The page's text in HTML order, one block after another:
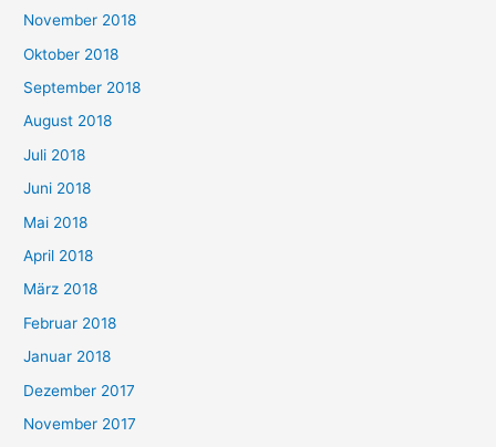
November 2018
Oktober 2018
September 2018
August 2018
Juli 2018
Juni 2018
Mai 2018
April 2018
März 2018
Februar 2018
Januar 2018
Dezember 2017
November 2017